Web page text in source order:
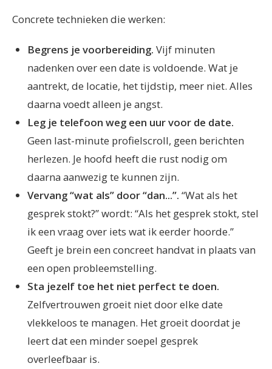
Concrete technieken die werken:
Begrens je voorbereiding. Vijf minuten
nadenken over een date is voldoende. Wat je
aantrekt, de locatie, het tijdstip, meer niet. Alles
daarna voedt alleen je angst.
Leg je telefoon weg een uur voor de date.
Geen last-minute profielscroll, geen berichten
herlezen. Je hoofd heeft die rust nodig om
daarna aanwezig te kunnen zijn.
Vervang “wat als” door “dan...”. “Wat als het
gesprek stokt?” wordt: “Als het gesprek stokt, stel
ik een vraag over iets wat ik eerder hoorde.”
Geeft je brein een concreet handvat in plaats van
een open probleemstelling.
Sta jezelf toe het niet perfect te doen.
Zelfvertrouwen groeit niet door elke date
vlekkeloos te managen. Het groeit doordat je
leert dat een minder soepel gesprek
overleefbaar is.